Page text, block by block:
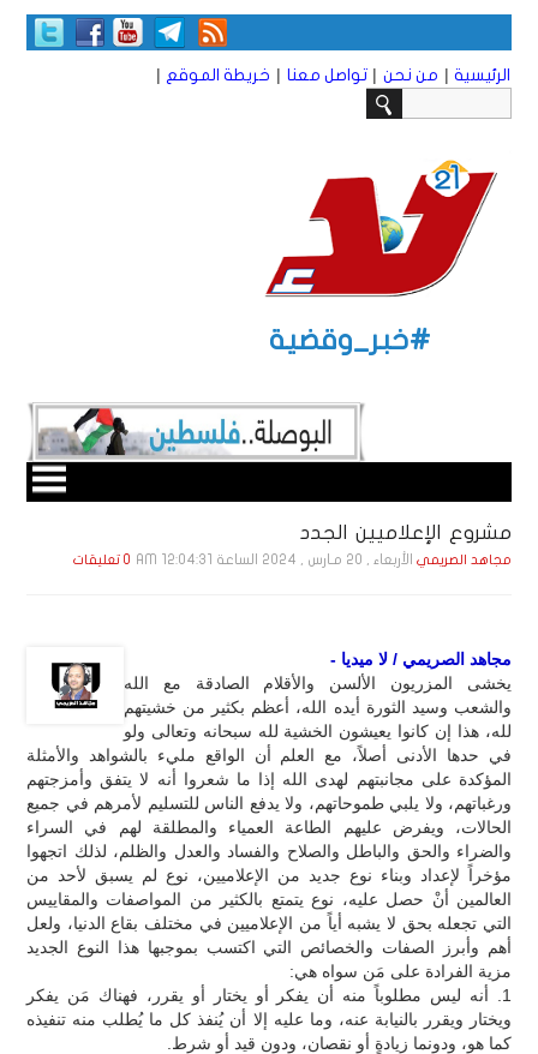
الرئيسية | من نحن | تواصل معنا | خريطة الموقع |
#خبر_وقضية
مشروع الإعلاميين الجدد
مجاهد الصريمي الأربعاء , 20 مـارس , 2024 الساعة 12:04:31 AM 0 تعليقات
مجاهد الصريمي / لا ميديا -
يخشى المزريون الألسن والأقلام الصادقة مع الله
والشعب وسيد الثورة أيده الله، أعظم بكثير من خشيتهم
لله، هذا إن كانوا يعيشون الخشية لله سبحانه وتعالى ولو
في حدها الأدنى أصلاً، مع العلم أن الواقع مليء بالشواهد والأمثلة
المؤكدة على مجانبتهم لهدى الله إذا ما شعروا أنه لا يتفق وأمزجتهم
ورغباتهم، ولا يلبي طموحاتهم، ولا يدفع الناس للتسليم لأمرهم في جميع
الحالات، ويفرض عليهم الطاعة العمياء والمطلقة لهم في السراء
والضراء والحق والباطل والصلاح والفساد والعدل والظلم، لذلك اتجهوا
مؤخراً لإعداد وبناء نوع جديد من الإعلاميين، نوع لم يسبق لأحد من
العالمين أنْ حصل عليه، نوع يتمتع بالكثير من المواصفات والمقاييس
التي تجعله بحق لا يشبه أياً من الإعلاميين في مختلف بقاع الدنيا، ولعل
أهم وأبرز الصفات والخصائص التي اكتسب بموجبها هذا النوع الجديد
مزية الفرادة على مَن سواه هي:
1. أنه ليس مطلوباً منه أن يفكر أو يختار أو يقرر، فهناك مَن يفكر
ويختار ويقرر بالنيابة عنه، وما عليه إلا أن يُنفذ كل ما يُطلب منه تنفيذه
كما هو، ودونما زيادةٍ أو نقصان، ودون قيد أو شرط.